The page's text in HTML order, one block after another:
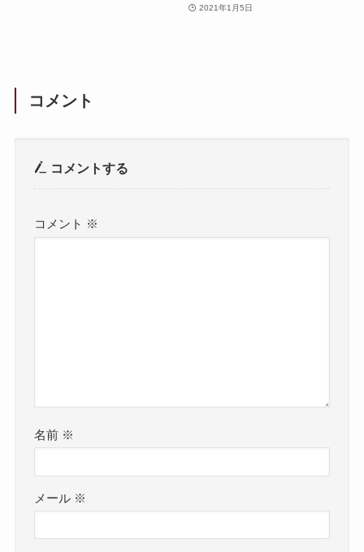
2021年1月5日
コメント
コメントする
コメント ※
名前 ※
メール ※